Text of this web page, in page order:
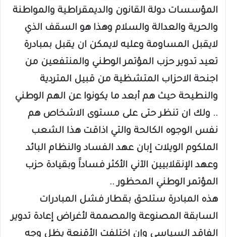
المؤسسات دولة القانون والديمقراطية والمواطنة
والحرية والعدالة والسلام وهذا هو السقف الذي
لايقبل المساومة وعليه لايمكن ان يقبل بمبادرة
تعيد تدوير حزب المؤتمر الوطني والمنتفعين من
اجنحة الاحزاب المتشظية من قبيل المتردية
والنطيحة حيث هم أبعد ما يكونوا عن الهم الوطني
.. ولك ان تنظر حتى على مستوى الاشخاص هم
نفس الوجوه الكالحة والتي اذاقت هذا الشعب
الملكوم الويلات إبان عهد الفساد والنظام البائد
وعهد الإنقلابيين الآني الأكثر فساداََ وبقيادة حزب
المؤتمر الوطني المحظور ..
هذه المبادرة ستلحق بقطار فشل المبادرات
السابقة المصنوعة والمصممة لأغراض إعادة تدوير
الفاقد السياسي وإن اختلفت الأقنعة يظل وجه